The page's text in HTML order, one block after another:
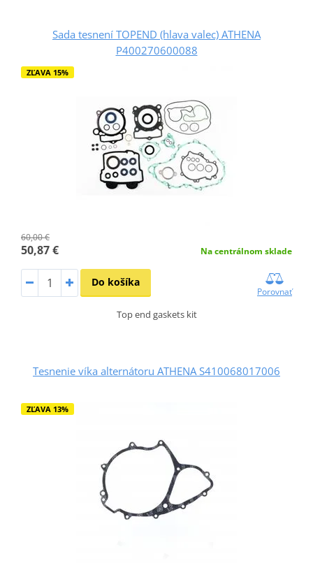
Sada tesnení TOPEND (hlava valec) ATHENA
P400270600088
ZĽAVA 15%
60,00 €
50,87 € Na centrálnom sklade
Do košíka
Porovnať
Top end gaskets kit
Tesnenie víka alternátoru ATHENA S410068017006
ZĽAVA 13%